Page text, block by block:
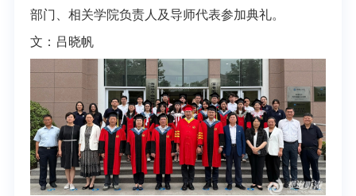
部门、相关学院负责人及导师代表参加典礼。
文：吕晓帆